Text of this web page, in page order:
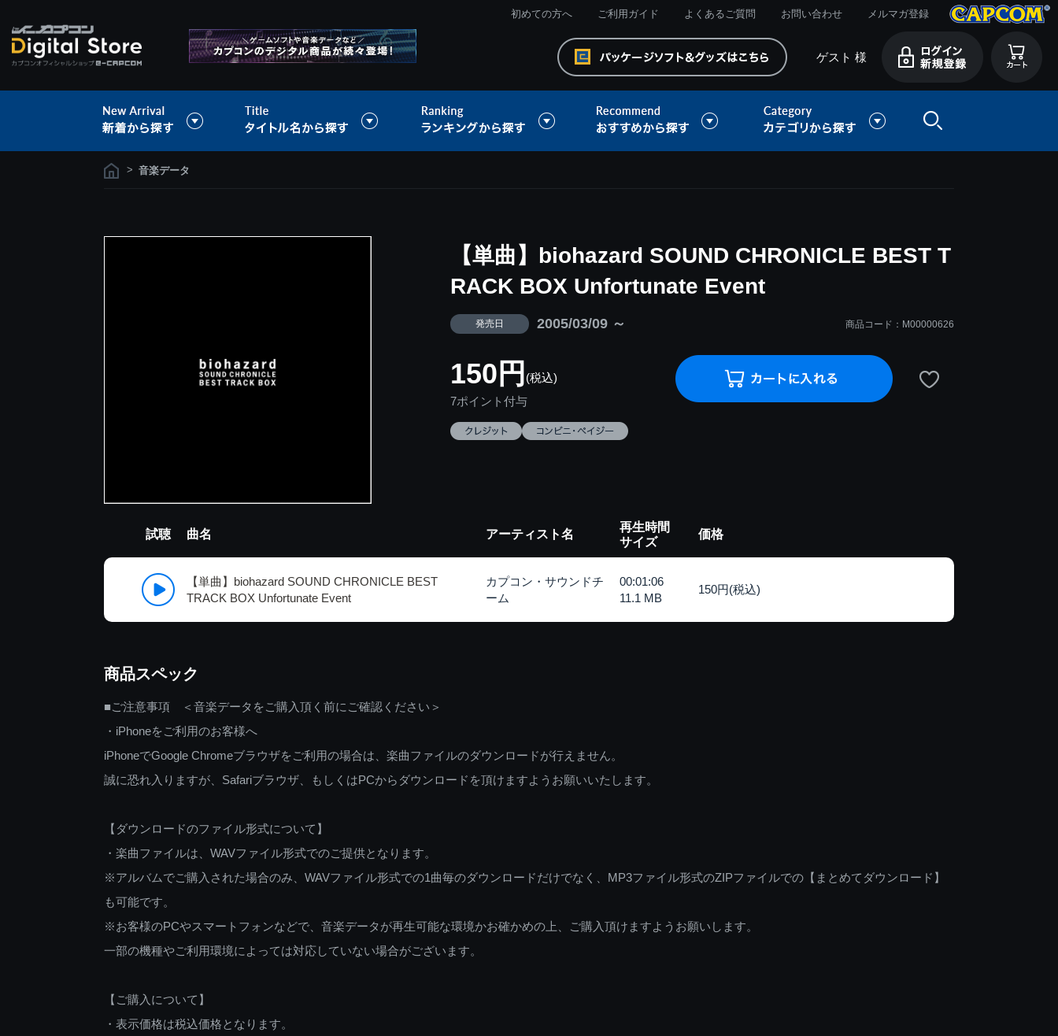
初めての方へ ご利用ガイド よくあるご質問 お問い合わせ メルマガ登録
ゲスト 様
> 音楽データ
【単曲】biohazard SOUND CHRONICLE BEST T
RACK BOX Unfortunate Event
発売日 2005/03/09 ～ 商品コード：M00000626
150円 (税込)
7ポイント付与
試聴 曲名 アーティスト名
再生時間
サイズ
価格
【単曲】biohazard SOUND CHRONICLE BEST
TRACK BOX Unfortunate Event
カプコン・サウンドチ
ーム
00:01:06
11.1 MB
150円(税込)
商品スペック
■ご注意事項 ＜音楽データをご購入頂く前にご確認ください＞
・iPhoneをご利用のお客様へ
iPhoneでGoogle Chromeブラウザをご利用の場合は、楽曲ファイルのダウンロードが行えません。
誠に恐れ入りますが、Safariブラウザ、もしくはPCからダウンロードを頂けますようお願いいたします。
【ダウンロードのファイル形式について】
・楽曲ファイルは、WAVファイル形式でのご提供となります。
※アルバムでご購入された場合のみ、WAVファイル形式での1曲毎のダウンロードだけでなく、MP3ファイル形式のZIPファイルでの【まとめてダウンロード】
も可能です。
※お客様のPCやスマートフォンなどで、音楽データが再生可能な環境かお確かめの上、ご購入頂けますようお願いします。
一部の機種やご利用環境によっては対応していない場合がございます。
【ご購入について】
・表示価格は税込価格となります。